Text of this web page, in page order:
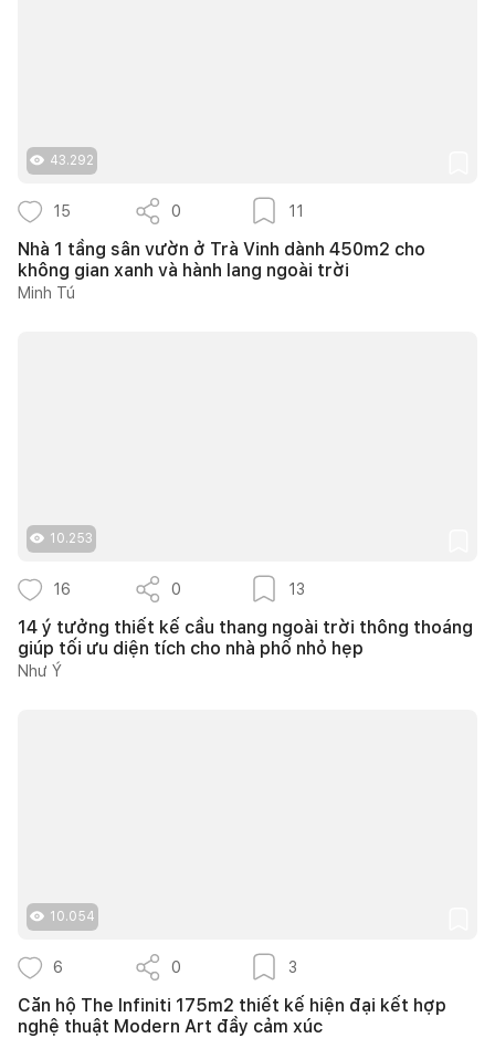
43.292
15 0 11
Nhà 1 tầng sân vườn ở Trà Vinh dành 450m2 cho
không gian xanh và hành lang ngoài trời
Minh Tú
10.253
16 0 13
14 ý tưởng thiết kế cầu thang ngoài trời thông thoáng
giúp tối ưu diện tích cho nhà phố nhỏ hẹp
Như Ý
10.054
6 0 3
Căn hộ The Infiniti 175m2 thiết kế hiện đại kết hợp
nghệ thuật Modern Art đầy cảm xúc